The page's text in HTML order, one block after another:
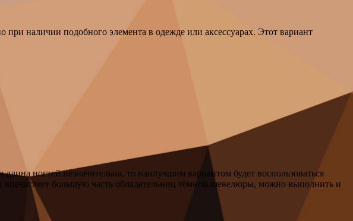
наличии подобного элемента в одежде или аксессуарах. Этот вариант
ногтей незначительна, то наилучшим вариантом будет воспользоваться
впечатляет большую часть обладательниц тёмной шевелюры, можно выполнить и